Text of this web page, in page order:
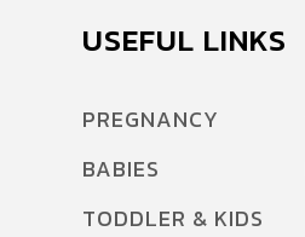
USEFUL LINKS
PREGNANCY
BABIES
TODDLER & KIDS